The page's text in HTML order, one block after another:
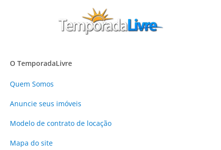
O TemporadaLivre
Quem Somos
Anuncie seus imóveis
Modelo de contrato de locação
Mapa do site